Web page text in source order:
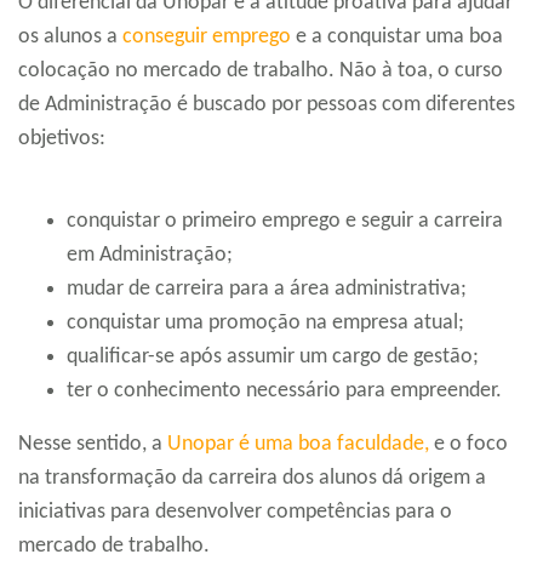
os alunos a conseguir emprego e a conquistar uma boa
colocação no mercado de trabalho. Não à toa, o curso
de Administração é buscado por pessoas com diferentes
objetivos:
conquistar o primeiro emprego e seguir a carreira
em Administração;
mudar de carreira para a área administrativa;
conquistar uma promoção na empresa atual;
qualificar-se após assumir um cargo de gestão;
ter o conhecimento necessário para empreender.
Nesse sentido, a Unopar é uma boa faculdade, e o foco
na transformação da carreira dos alunos dá origem a
iniciativas para desenvolver competências para o
mercado de trabalho.